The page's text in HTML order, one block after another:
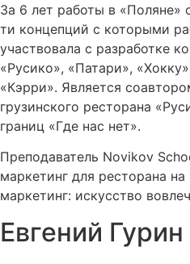
За 6 лет работы в «Поляне»
ти концепций с которыми
участвовала с разработке
«Русико», «Патари»,
«Кэрри». Является
грузинского ресторана
границ «Где нас нет».
Преподаватель Novikov
маркетинг для ресторана
маркетинг: искусство
Евгений Гурин